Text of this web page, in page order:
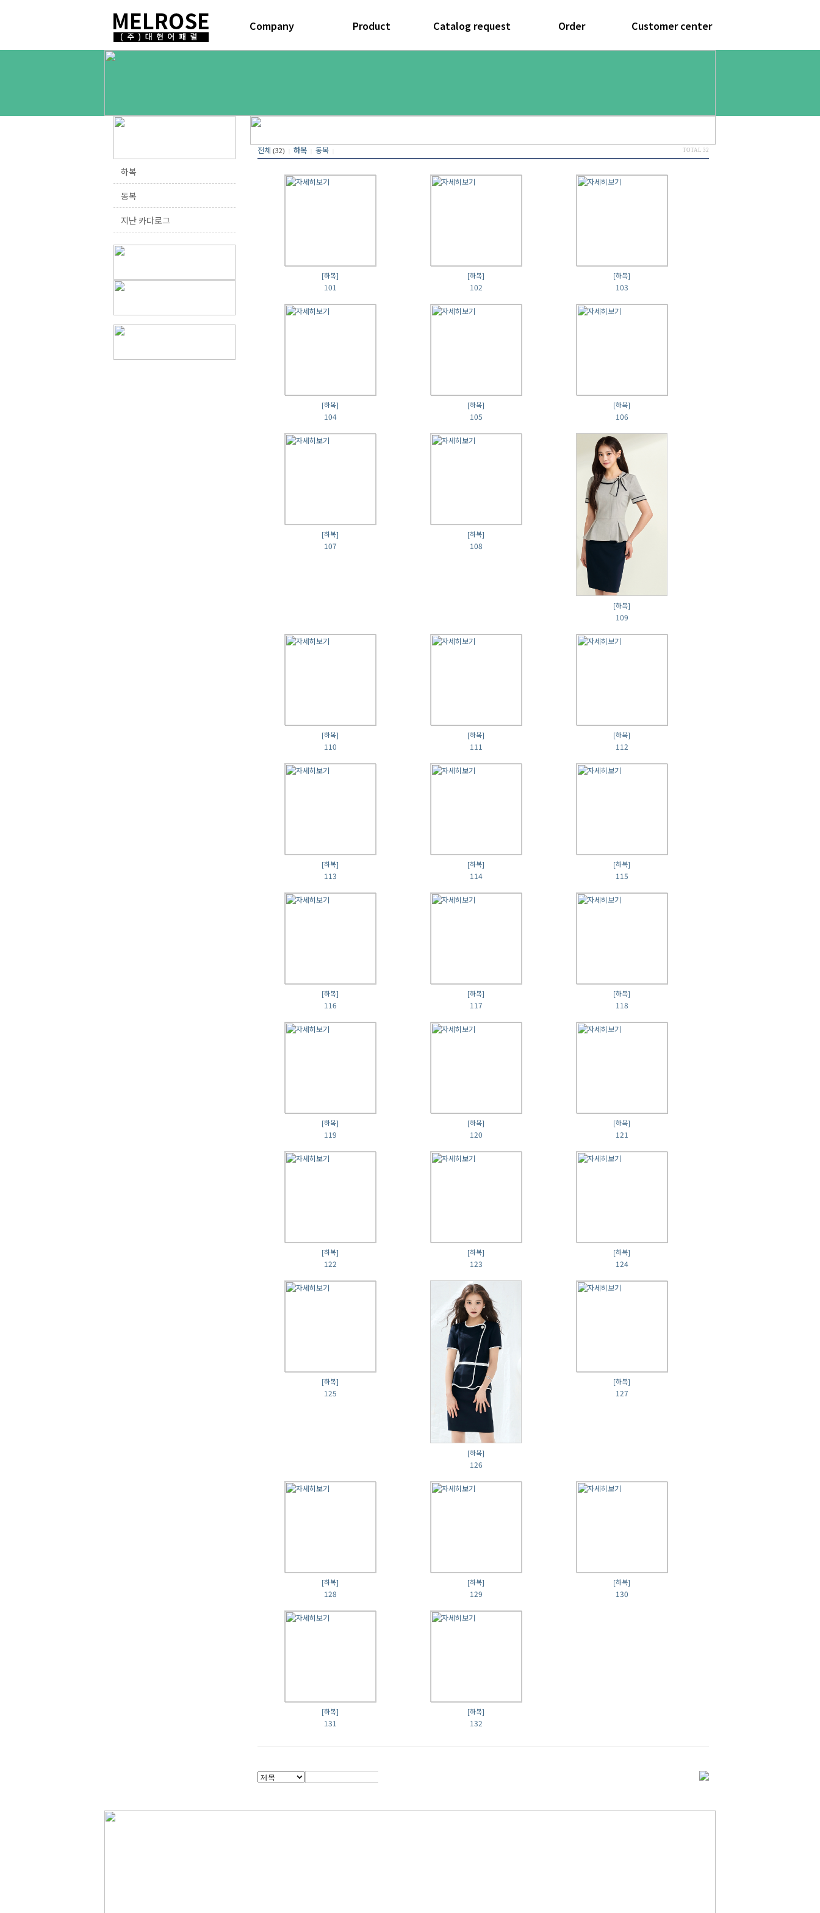
하복
동복
지난 카다로그
전체 (32) 하복 동복 TOTAL 32
[하복]
101
[하복]
102
[하복]
103
[하복]
104
[하복]
105
[하복]
106
[하복]
107
[하복]
108
[하복]
109
[하복]
110
[하복]
111
[하복]
112
[하복]
113
[하복]
114
[하복]
115
[하복]
116
[하복]
117
[하복]
118
[하복]
119
[하복]
120
[하복]
121
[하복]
122
[하복]
123
[하복]
124
[하복]
125
[하복]
126
[하복]
127
[하복]
128
[하복]
129
[하복]
130
[하복]
131
[하복]
132